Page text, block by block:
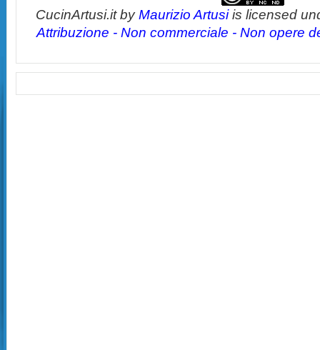
CucinArtusi.itbyMaurizio Artusiis licensed
Attribuzione - Non commerciale - Non opere